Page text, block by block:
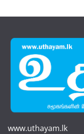
www.uthayam.lk